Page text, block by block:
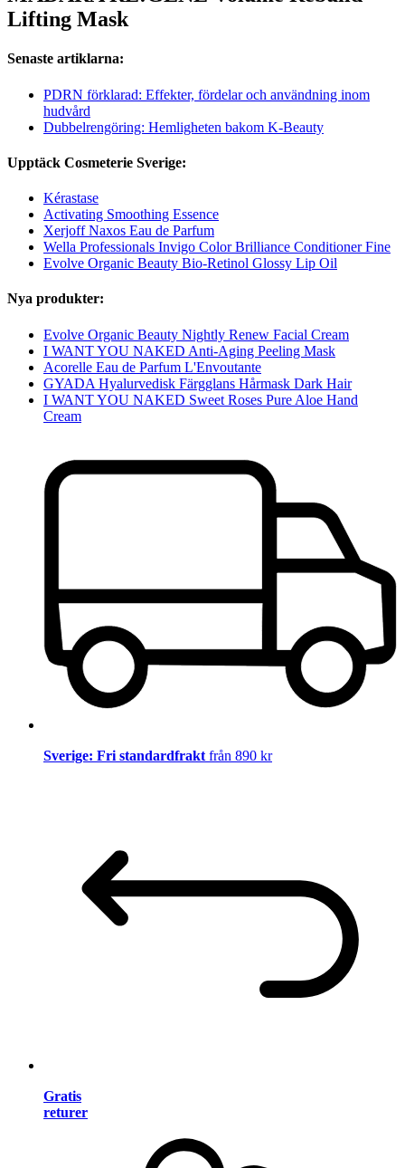
Lifting Mask
Senaste artiklarna:
PDRN förklarad: Effekter, fördelar och användning inom
hudvård
Dubbelrengöring: Hemligheten bakom K-Beauty
Upptäck Cosmeterie Sverige:
Kérastase
Activating Smoothing Essence
Xerjoff Naxos Eau de Parfum
Wella Professionals Invigo Color Brilliance Conditioner Fine
Evolve Organic Beauty Bio-Retinol Glossy Lip Oil
Nya produkter:
Evolve Organic Beauty Nightly Renew Facial Cream
I WANT YOU NAKED Anti-Aging Peeling Mask
Acorelle Eau de Parfum L'Envoutante
GYADA Hyalurvedisk Färgglans Hårmask Dark Hair
I WANT YOU NAKED Sweet Roses Pure Aloe Hand
Cream
Sverige: Fri standardfrakt från 890 kr
Gratis
returer